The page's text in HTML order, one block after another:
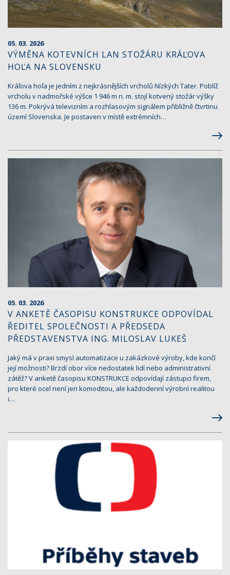
05. 03. 2026
VÝMĚNA KOTEVNÍCH LAN STOŽÁRU KRÁĽOVA
HOĽA NA SLOVENSKU
Kráľova hoľa je jedním z nejkrásnějších vrcholů Nízkých Tater. Poblíž
vrcholu v nadmořské výšce 1 946 m n. m. stojí kotvený stožár výšky
136 m. Pokrývá televizním a rozhlasovým signálem přibližně čtvrtinu
území Slovenska. Je postaven v místě extrémních…
05. 03. 2026
V ANKETĚ ČASOPISU KONSTRUKCE ODPOVÍDAL
ŘEDITEL SPOLEČNOSTI A PŘEDSEDA
PŘEDSTAVENSTVA ING. MILOSLAV LUKEŠ
Jaký má v praxi smysl automatizace u zakázkové výroby, kde končí
její možnosti? Brzdí obor více nedostatek lidí nebo administrativní
zátěž? V anketě časopisu KONSTRUKCE odpovídají zástupci firem,
pro které ocel není jen komoditou, ale každodenní výrobní realitou
i…